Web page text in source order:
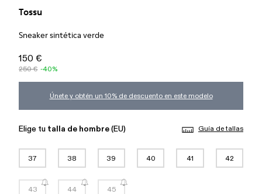
Tossu
Sneaker sintética verde
150 €
250 € -40%
Únete y obtén un 10% de descuento en este modelo
Elige tu talla de hombre(EU) Guía de tallas
37 38 39 40 41 42
43 44 45